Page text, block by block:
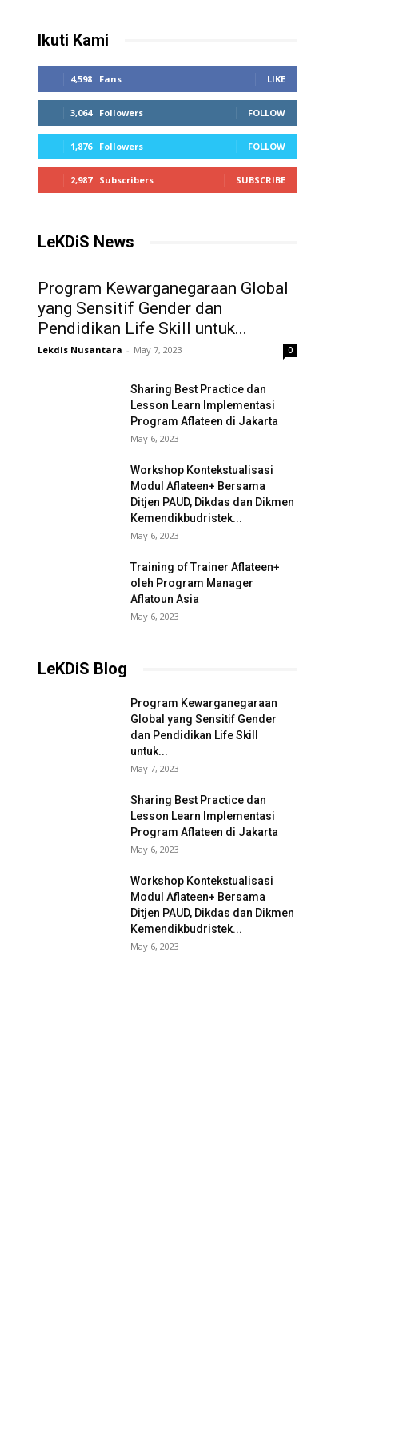
Ikuti Kami
4,598 Fans LIKE
3,064 Followers FOLLOW
1,876 Followers FOLLOW
2,987 Subscribers SUBSCRIBE
LeKDiS News
Program Kewarganegaraan Global
yang Sensitif Gender dan
Pendidikan Life Skill untuk...
Lekdis Nusantara - May 7, 2023 0
Sharing Best Practice dan
Lesson Learn Implementasi
Program Aflateen di Jakarta
May 6, 2023
Workshop Kontekstualisasi
Modul Aflateen+ Bersama
Ditjen PAUD, Dikdas dan Dikmen
Kemendikbudristek...
May 6, 2023
Training of Trainer Aflateen+
oleh Program Manager
Aflatoun Asia
May 6, 2023
LeKDiS Blog
Program Kewarganegaraan
Global yang Sensitif Gender
dan Pendidikan Life Skill
untuk...
May 7, 2023
Sharing Best Practice dan
Lesson Learn Implementasi
Program Aflateen di Jakarta
May 6, 2023
Workshop Kontekstualisasi
Modul Aflateen+ Bersama
Ditjen PAUD, Dikdas dan Dikmen
Kemendikbudristek...
May 6, 2023